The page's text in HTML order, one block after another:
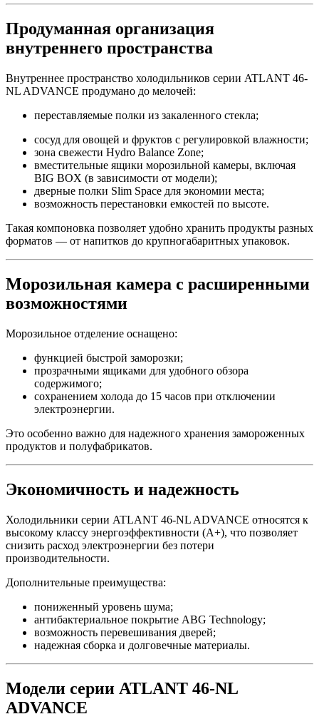
Продуманная организация
внутреннего пространства
Внутреннее пространство холодильников серии ATLANT 46-
NL ADVANCE продумано до мелочей:
переставляемые полки из закаленного стекла;
сосуд для овощей и фруктов с регулировкой влажности;
зона свежести Hydro Balance Zone;
вместительные ящики морозильной камеры, включая
BIG BOX (в зависимости от модели);
дверные полки Slim Space для экономии места;
возможность перестановки емкостей по высоте.
Такая компоновка позволяет удобно хранить продукты разных
форматов — от напитков до крупногабаритных упаковок.
Морозильная камера с расширенными
возможностями
Морозильное отделение оснащено:
функцией быстрой заморозки;
прозрачными ящиками для удобного обзора
содержимого;
сохранением холода до 15 часов при отключении
электроэнергии.
Это особенно важно для надежного хранения замороженных
продуктов и полуфабрикатов.
Экономичность и надежность
Холодильники серии ATLANT 46-NL ADVANCE относятся к
высокому классу энергоэффективности (A+), что позволяет
снизить расход электроэнергии без потери
производительности.
Дополнительные преимущества:
пониженный уровень шума;
антибактериальное покрытие ABG Technology;
возможность перевешивания дверей;
надежная сборка и долговечные материалы.
Модели серии ATLANT 46-NL
ADVANCE